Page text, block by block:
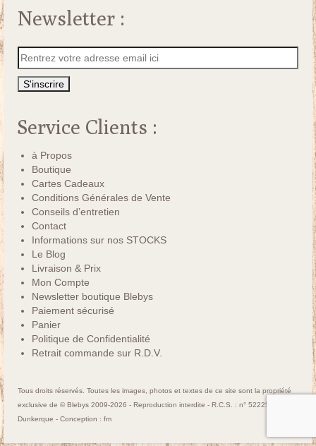
Newsletter :
Service Clients :
à Propos
Boutique
Cartes Cadeaux
Conditions Générales de Vente
Conseils d’entretien
Contact
Informations sur nos STOCKS
Le Blog
Livraison & Prix
Mon Compte
Newsletter boutique Blebys
Paiement sécurisé
Panier
Politique de Confidentialité
Retrait commande sur R.D.V.
Tous droits réservés. Toutes les images, photos et textes de ce site sont la propriété
exclusive de © Blebys 2009-2026 - Reproduction interdite - R.C.S. : n° 522250463
Dunkerque - Conception : fm